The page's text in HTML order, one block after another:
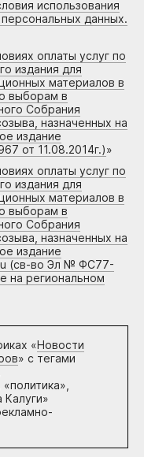
использования
данных.
оплаты услуг по
издания для
материалов в
выборам в
Собрания
назначенных на
издание
от 11.08.2014г.)»
оплаты услуг по
издания для
материалов в
выборам в
Собрания
назначенных на
издание
(св-во Эл № ФС77-
на региональном
«Новости
» с тегами
Калуги»